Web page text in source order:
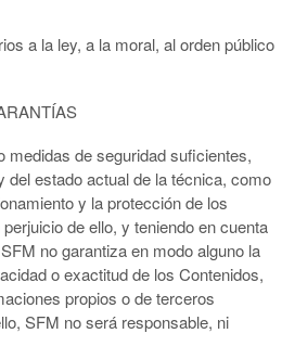
a la ley, a la moral, al orden público
medidas de seguridad suficientes,
del estado actual de la técnica, como
y la protección de los
de ello, y teniendo en cuenta
no garantiza en modo alguno la
o exactitud de los Contenidos,
propios o de terceros
SFM no será responsable, ni